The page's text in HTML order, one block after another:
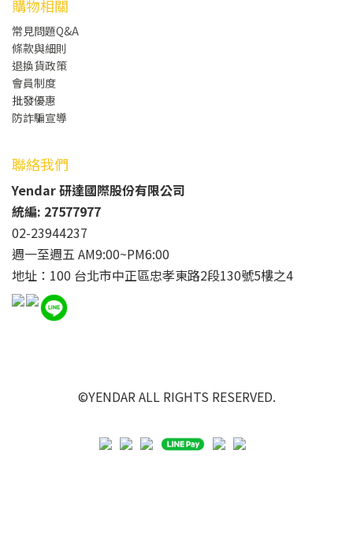
購物相關
常見問題Q&A
條款與細則
退換貨政策
會員制度
批發優惠
防詐騙宣導
聯絡我們
Yendar 研達國際股份有限公司
統編: 27577977
02-23944237
週一至週五 AM9:00~PM6:00
地址：100 台北市中正區忠孝東路2段130號5樓之4
©YENDAR ALL RIGHTS RESERVED.